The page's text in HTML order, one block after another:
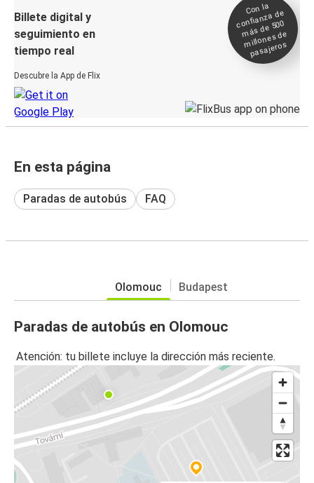
Billete digital y
seguimiento en
tiempo real
Descubre la App de Flix
Con la
confianza de
más de 500
millones de
pasajeros
En esta página
Paradas de autobús FAQ
Olomouc Budapest
Paradas de autobús en Olomouc
Atención: tu billete incluye la dirección más reciente.